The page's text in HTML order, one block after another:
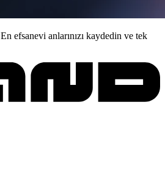
En efsanevi anlarınızı kaydedin ve tek